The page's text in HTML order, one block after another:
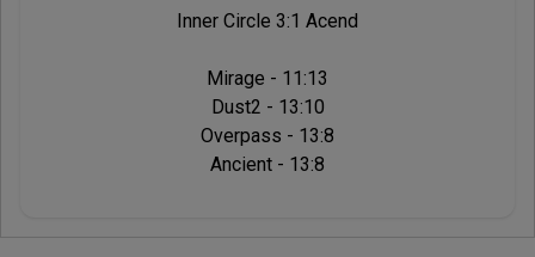
Inner Circle 3:1 Acend
Mirage - 11:13
Dust2 - 13:10
Overpass - 13:8
Ancient - 13:8